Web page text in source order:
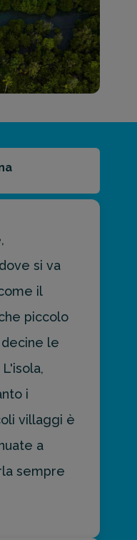
si va
il
piccolo
le
i
villaggi è
a
sempre